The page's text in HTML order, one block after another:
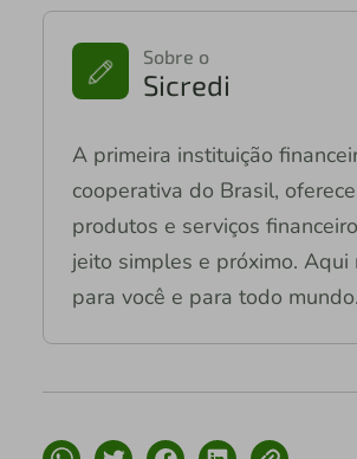
Sobre o
Sicredi
A primeira instituição
cooperativa do Brasil,
produtos e serviços
jeito simples e próximo. Aqui
para você e para todo mundo.